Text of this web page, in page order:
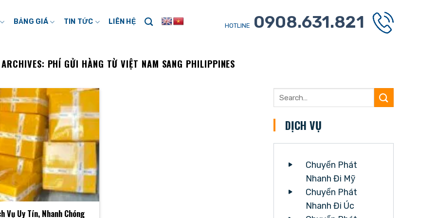
BẢNG GIÁ TIN TỨC LIÊN HỆ HOTLINE 0908.631.821
PHÍ GỬI HÀNG TỪ VIỆT NAM SANG PHILIPPINES
Vụ Uy Tín, Nhanh Chóng
DỊCH VỤ
Chuyển Phát
Nhanh Đi Mỹ
Chuyển Phát
Nhanh Đi Úc